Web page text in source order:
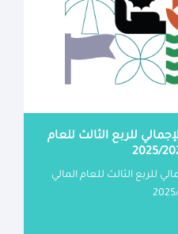
للربع الثالث للعام
للربع الثالث للعام المالي